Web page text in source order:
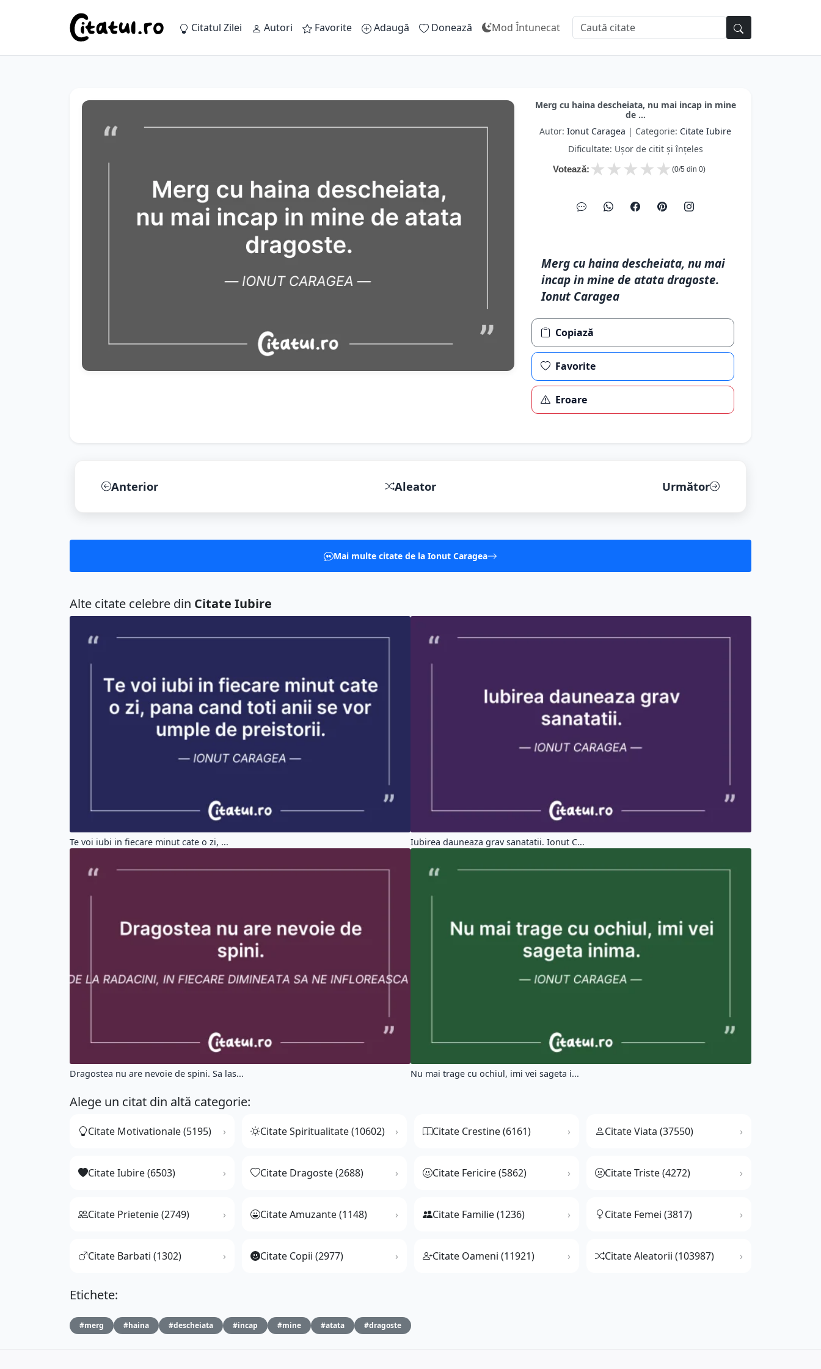
Citatul Zilei Autori Favorite Adaugă Donează Mod Întunecat
Merg cu haina descheiata, nu mai incap in mine
de ...
Autor: Ionut Caragea | Categorie: Citate Iubire
Dificultate: Ușor de citit și înțeles
Votează: ★
★
★
★
★ (0/5 din 0)
Merg cu haina descheiata, nu mai
incap in mine de atata dragoste.
Ionut Caragea
Copiază
Favorite
Eroare
Anterior Aleator Următor
Mai multe citate de la Ionut Caragea
Alte citate celebre din Citate Iubire
Te voi iubi in fiecare minut cate o zi, ... Iubirea dauneaza grav sanatatii. Ionut C...
Dragostea nu are nevoie de spini. Sa las... Nu mai trage cu ochiul, imi vei sageta i...
Alege un citat din altă categorie:
Citate Motivationale (5195) Citate Spiritualitate (10602) Citate Crestine (6161) Citate Viata (37550)
Citate Iubire (6503) Citate Dragoste (2688) Citate Fericire (5862) Citate Triste (4272)
Citate Prietenie (2749) Citate Amuzante (1148) Citate Familie (1236) Citate Femei (3817)
Citate Barbati (1302) Citate Copii (2977) Citate Oameni (11921) Citate Aleatorii (103987)
Etichete:
#merg #haina #descheiata #incap #mine #atata #dragoste